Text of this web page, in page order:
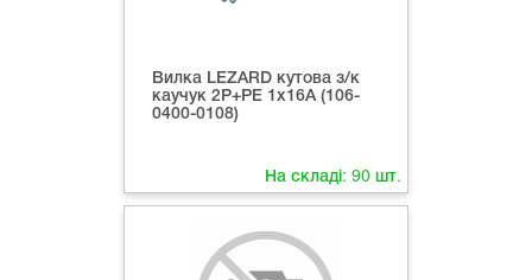
Вилка LEZARD кутова з/к
каучук 2Р+РЕ 1х16А (106-
0400-0108)
На складі: 90 шт.